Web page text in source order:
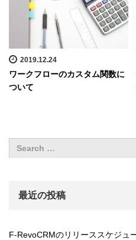
2019.12.24
ワークフローのカスタム関数に
ついて
最近の投稿
F-RevoCRMのリリーススケジュ